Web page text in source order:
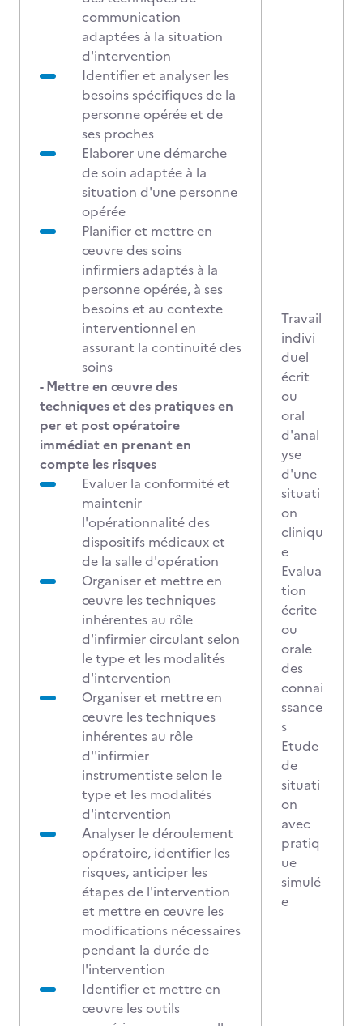
communication
adaptées à la situation
d'intervention
Identifier et analyser les
besoins spécifiques de la
personne opérée et de
ses proches
Elaborer une démarche
de soin adaptée à la
situation d'une personne
opérée
Planifier et mettre en
œuvre des soins
infirmiers adaptés à la
personne opérée, à ses
besoins et au contexte
interventionnel en
assurant la continuité des
soins
- Mettre en œuvre des
techniques et des pratiques en
per et post opératoire
immédiat en prenant en
compte les risques
Evaluer la conformité et
maintenir
l'opérationnalité des
dispositifs médicaux et
de la salle d'opération
Organiser et mettre en
œuvre les techniques
inhérentes au rôle
d'infirmier circulant selon
le type et les modalités
d'intervention
Organiser et mettre en
œuvre les techniques
inhérentes au rôle
d''infirmier
instrumentiste selon le
type et les modalités
d'intervention
Analyser le déroulement
opératoire, identifier les
risques, anticiper les
étapes de l'intervention
et mettre en œuvre les
modifications nécessaires
pendant la durée de
l'intervention
Identifier et mettre en
œuvre les outils
Travail
indivi
duel
écrit
ou
oral
d'anal
yse
d'une
situati
on
cliniqu
e
Evalua
tion
écrite
ou
orale
des
connai
ssance
s
Etude
de
situati
on
avec
pratiq
ue
simulé
e